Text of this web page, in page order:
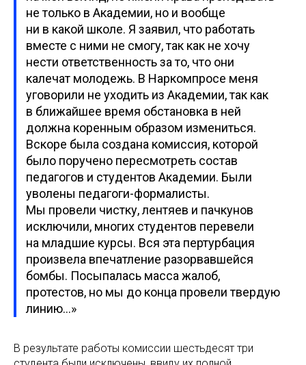
не только в Академии, но и вообще
ни в какой школе. Я заявил, что работать
вместе с ними не смогу, так как не хочу
нести ответственность за то, что они
калечат молодежь. В Наркомпросе меня
уговорили не уходить из Академии, так как
в ближайшее время обстановка в ней
должна коренным образом измениться.
Вскоре была создана комиссия, которой
было поручено пересмотреть состав
педагогов и студентов Академии. Были
уволены педагоги-формалисты.
Мы провели чистку, лентяев и пачкунов
исключили, многих студентов перевели
на младшие курсы. Вся эта пертурбация
произвела впечатление разорвавшейся
бомбы. Посыпалась масса жалоб,
протестов, но мы до конца провели твердую
линию…»
В результате работы комиссии шестьдесят три